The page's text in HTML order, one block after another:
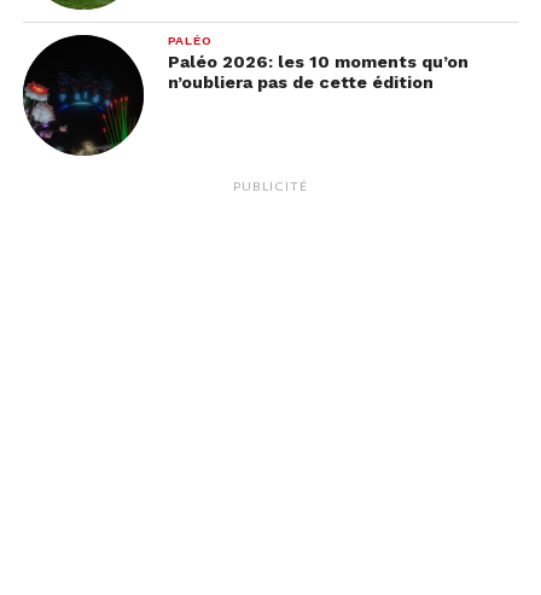
PALÉO
Paléo 2026: les 10 moments qu’on
n’oubliera pas de cette édition
PUBLICITÉ